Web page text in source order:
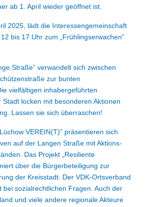
ab 1. April wieder geöffnet ist.
2025, lädt die Interessengemeinschaft
bis 17 Uhr zum „Frühlingserwachen”
Straße” verwandelt sich zwischen
zur bunten
vielfältigen inhabergeführten
Stadt locken mit besonderen Aktionen
Lassen sie sich überraschen!
VEREIN(T)” präsentieren sich
auf der Langen Straße mit Aktions-
Das Projekt „Resiliente
über die Bürgerbeteiligung zur
der Kreisstadt. Der VDK-Ortsverband
bei sozialrechtlichen Fragen. Auch der
und viele andere regionale Akteure